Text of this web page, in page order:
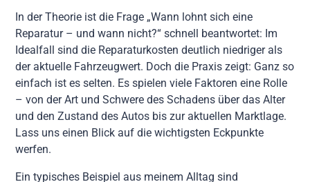
In der Theorie ist die Frage „Wann lohnt sich eine
Reparatur – und wann nicht?“ schnell beantwortet: Im
Idealfall sind die Reparaturkosten deutlich niedriger als
der aktuelle Fahrzeugwert. Doch die Praxis zeigt: Ganz so
einfach ist es selten. Es spielen viele Faktoren eine Rolle
– von der Art und Schwere des Schadens über das Alter
und den Zustand des Autos bis zur aktuellen Marktlage.
Lass uns einen Blick auf die wichtigsten Eckpunkte
werfen.
Ein typisches Beispiel aus meinem Alltag sind